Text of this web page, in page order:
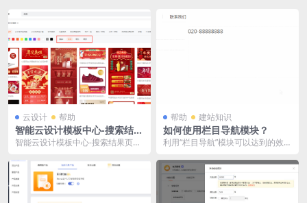
云设计 帮助
智能云设计模板中心-搜索结果
页增加排序筛选
智能云设计模板中心-搜索结果页增
排序方式：综合、...
帮助 建站知识
如何使用栏目导航模块？
利用“栏目导航”模块可以达到的效
够出现相应的内容...